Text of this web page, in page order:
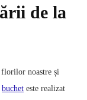
de la
florilor noastre și
buchet este realizat